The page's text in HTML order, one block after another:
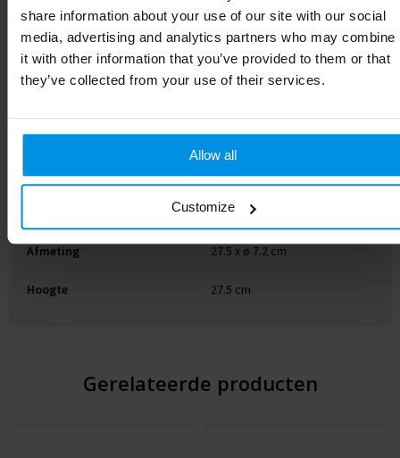
share information about your use of our site with our social
media, advertising and analytics partners who may combine
it with other information that you’ve provided to them or that
they’ve collected from your use of their services.
Allow all
Customize
Merk XD Collection
Gewicht 258 g
Diameter 7.2 cm
EAN-code 8714612086735
blauw
Afmeting 27.5 x ø 7.2 cm
Hoogte 27.5 cm
Gerelateerde producten